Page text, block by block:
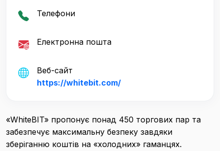
Телефони
Електронна пошта
Веб-сайт
https://whitebit.com/
«WhiteBIT» пропонує понад 450 торгових пар та
забезпечує максимальну безпеку завдяки
зберіганню коштів на «холодних» гаманцях.